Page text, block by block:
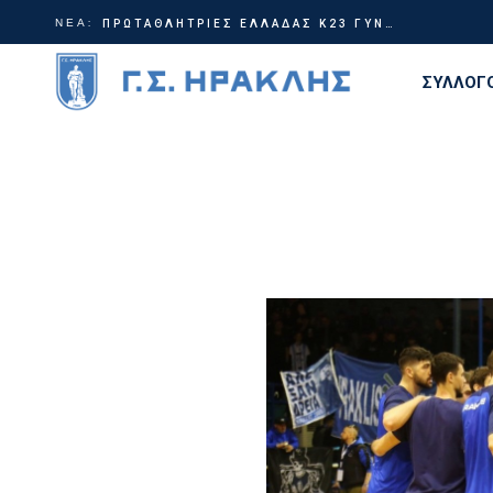
ΝΕΑ:Γίνε μέρος της ιστορίας | Χορηγικά πακέτα ΗρακλήςTable Tennis